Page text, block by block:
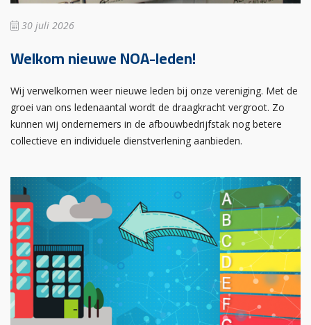
30 juli 2026
Welkom nieuwe NOA-leden!
Wij verwelkomen weer nieuwe leden bij onze vereniging. Met de
groei van ons ledenaantal wordt de draagkracht vergroot. Zo
kunnen wij ondernemers in de afbouwbedrijfstak nog betere
collectieve en individuele dienstverlening aanbieden.